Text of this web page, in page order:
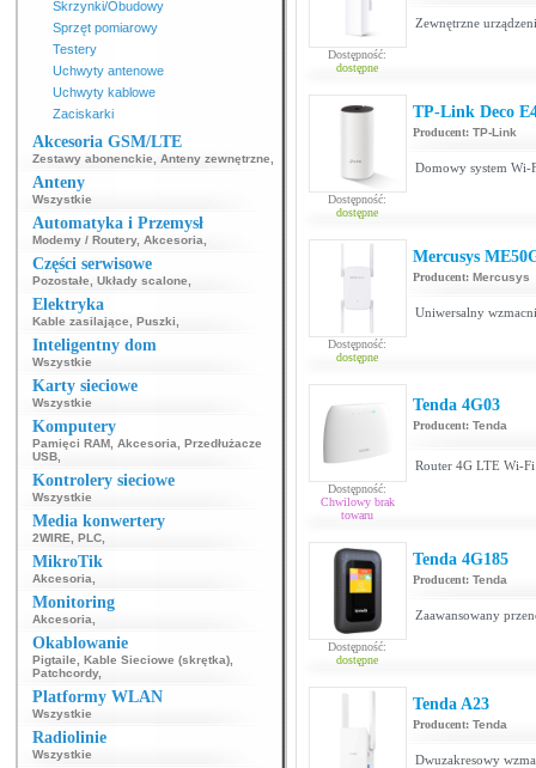
Skrzynki/Obudowy
Sprzęt pomiarowy
Testery
Uchwyty antenowe
Uchwyty kablowe
Zaciskarki
Akcesoria GSM/LTE
Zestawy abonenckie Anteny zewnętrzne
Anteny
Wszystkie
Automatyka i Przemysł
Modemy / Routery, Akcesoria
Części serwisowe
Pozostałe Układy scalone
Elektryka
Kable zasilające Puszki
Inteligentny dom
Wszystkie
Karty sieciowe
Wszystkie
Komputery
Pamięci RAM Akcesoria
Przedłużacze
USB
Kontrolery sieciowe
Wszystkie
Media konwertery
2WIRE PLC
MikroTik
Akcesoria
Monitoring
Akcesoria
Okablowanie
Pigtaile Kable Sieciowe (skrętka)
Patchcordy,
Platformy WLAN
Wszystkie
Radiolinie
Wszystkie
Dostępność:
dostępne
Zewnętrzne
Dostępność:
dostępne
TP-Link Deco
Producent: TP-Link
Domowy system Wi-
Dostępność:
dostępne
Mercusys
Producent: Mercusys
Uniwersalny
Dostępność:
Chwilowy brak
towaru
Tenda 4G03
Producent: Tenda
Router 4G LTE Wi-
Dostępność:
dostępne
Tenda 4G185
Producent: Tenda
Zaawansowany
Tenda A23
Producent: Tenda
Dwuzakresowy